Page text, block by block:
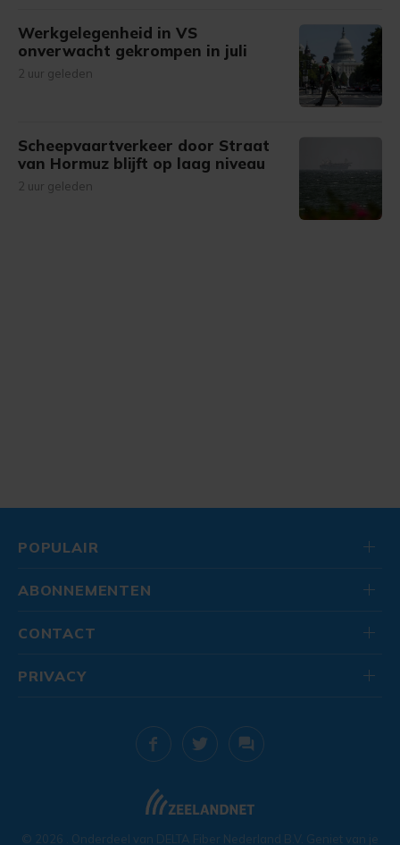
Werkgelegenheid in VS
onverwacht gekrompen in juli
2 uur geleden
Scheepvaartverkeer door Straat
van Hormuz blijft op laag niveau
2 uur geleden
POPULAIR
ABONNEMENTEN
CONTACT
© 2026 . Onderdeel van DELTA Fiber Nederland B.V. Geniet van je
PRIVACY